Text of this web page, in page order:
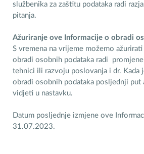
službenika za zaštitu podataka radi
pitanja.
Ažuriranje ove Informacije o obradi
S vremena na vrijeme možemo
obradi osobnih podataka radi
tehnici ili razvoju poslovanja i dr. Kada
obradi osobnih podataka posljednji put
vidjeti u nastavku.
Datum posljednje izmjene ove
31.07.2023.